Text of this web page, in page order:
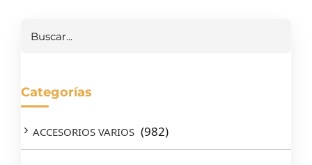
Categorías
ACCESORIOS VARIOS (982)